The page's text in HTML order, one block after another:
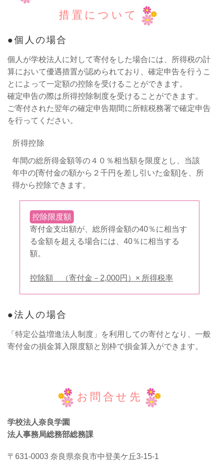
措置について
個人の場合
個人が学校法人に対して寄付をした場合には、所得税の計
算において優遇措置が認められており、確定申告を行うこ
とによって一定額の控除を受けることができます。
確定申告の際は所得控除制度を受けることができます。
ご寄付された翌年の確定申告期間に所轄税務署で確定申告
を行ってください。
所得控除
年間の総所得金額等の４０％相当額を限度とし、当該
年中の[寄付金の額から２千円を差し引いた金額]を、所
得から控除できます。
控除限度額
寄付金支出額が、総所得金額の40％に相当す
る金額を超える場合には、40％に相当する
額。
控除額 （寄付金－2,000円）× 所得税率
法人の場合
「特定公益増進法人制度」を利用しての寄付となり、一般
寄付金の損金算入限度額と別枠で損金算入ができます。
お問合せ先
学校法人奈良学園
法人事務局総務部総務課
〒631-0003 奈良県奈良市中登美ケ丘3-15-1